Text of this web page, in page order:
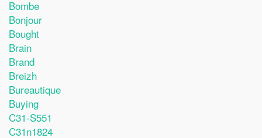
Bombe
Bonjour
Bought
Brain
Brand
Breizh
Bureautique
Buying
C31-S551
C31n1824